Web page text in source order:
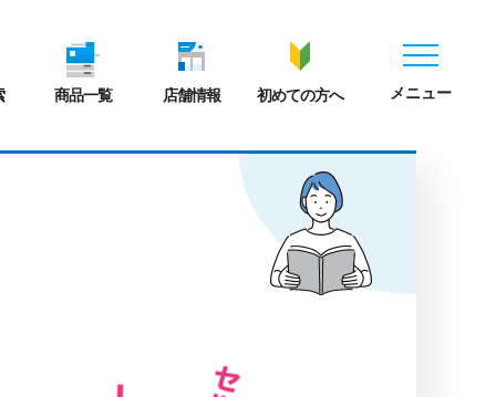
商品一覧 店舗情報 初めての方へ メニュー